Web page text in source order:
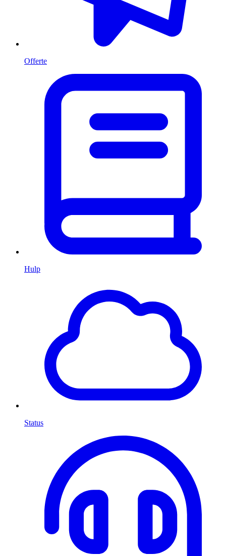
Offerte
Hulp
Status